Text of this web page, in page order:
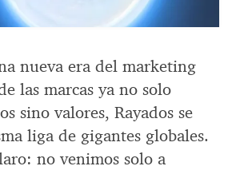
nueva era del marketing
las marcas ya no solo
sino valores, Rayados se
liga de gigantes globales.
no venimos solo a